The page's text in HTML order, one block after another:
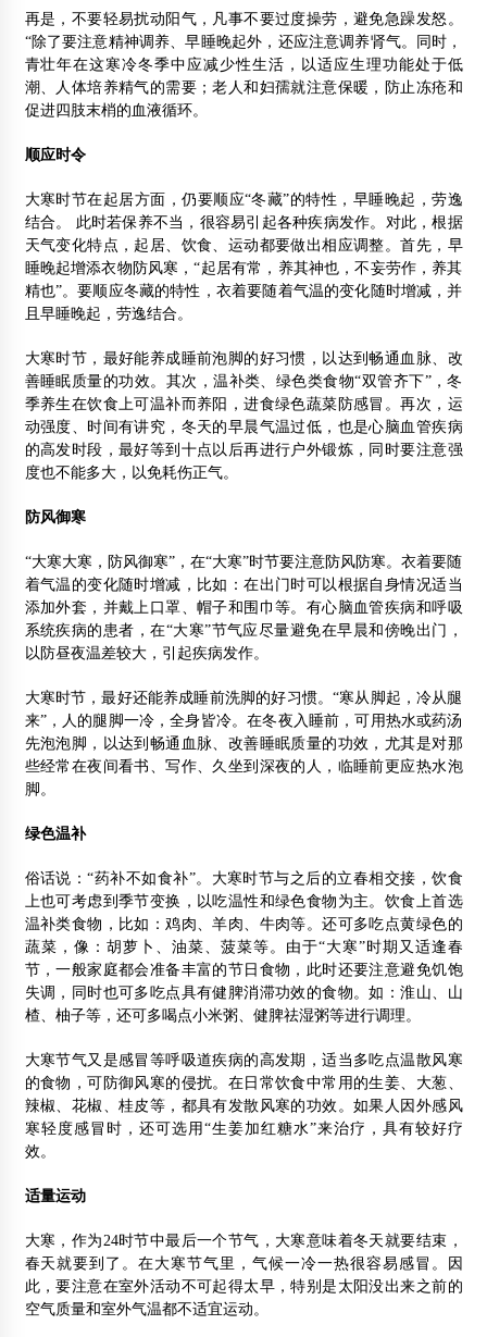
再是，不要轻易扰动阳气，凡事不要过度操劳，避免急躁发怒。
“除了要注意精神调养、早睡晚起外，还应注意调养肾气。同时，
青壮年在这寒冷冬季中应减少性生活，以适应生理功能处于低
潮、人体培养精气的需要；老人和妇孺就注意保暖，防止冻疮和
促进四肢末梢的血液循环。
顺应时令
大寒时节在起居方面，仍要顺应“冬藏”的特性，早睡晚起，劳逸
结合。 此时若保养不当，很容易引起各种疾病发作。对此，根据
天气变化特点，起居、饮食、运动都要做出相应调整。首先，早
睡晚起增添衣物防风寒，“起居有常，养其神也，不妄劳作，养其
精也”。要顺应冬藏的特性，衣着要随着气温的变化随时增减，并
且早睡晚起，劳逸结合。
大寒时节，最好能养成睡前泡脚的好习惯，以达到畅通血脉、改
善睡眠质量的功效。其次，温补类、绿色类食物“双管齐下”，冬
季养生在饮食上可温补而养阳，进食绿色蔬菜防感冒。再次，运
动强度、时间有讲究，冬天的早晨气温过低，也是心脑血管疾病
的高发时段，最好等到十点以后再进行户外锻炼，同时要注意强
度也不能多大，以免耗伤正气。
防风御寒
“大寒大寒，防风御寒”，在“大寒”时节要注意防风防寒。衣着要随
着气温的变化随时增减，比如：在出门时可以根据自身情况适当
添加外套，并戴上口罩、帽子和围巾等。有心脑血管疾病和呼吸
系统疾病的患者，在“大寒”节气应尽量避免在早晨和傍晚出门，
以防昼夜温差较大，引起疾病发作。
大寒时节，最好还能养成睡前洗脚的好习惯。“寒从脚起，冷从腿
来”，人的腿脚一冷，全身皆冷。在冬夜入睡前，可用热水或药汤
先泡泡脚，以达到畅通血脉、改善睡眠质量的功效，尤其是对那
些经常在夜间看书、写作、久坐到深夜的人，临睡前更应热水泡
脚。
绿色温补
俗话说：“药补不如食补”。大寒时节与之后的立春相交接，饮食
上也可考虑到季节变换，以吃温性和绿色食物为主。饮食上首选
温补类食物，比如：鸡肉、羊肉、牛肉等。还可多吃点黄绿色的
蔬菜，像：胡萝卜、油菜、菠菜等。由于“大寒”时期又适逢春
节，一般家庭都会准备丰富的节日食物，此时还要注意避免饥饱
失调，同时也可多吃点具有健脾消滞功效的食物。如：淮山、山
楂、柚子等，还可多喝点小米粥、健脾祛湿粥等进行调理。
大寒节气又是感冒等呼吸道疾病的高发期，适当多吃点温散风寒
的食物，可防御风寒的侵扰。在日常饮食中常用的生姜、大葱、
辣椒、花椒、桂皮等，都具有发散风寒的功效。如果人因外感风
寒轻度感冒时，还可选用“生姜加红糖水”来治疗，具有较好疗
效。
适量运动
大寒，作为24时节中最后一个节气，大寒意味着冬天就要结束，
春天就要到了。在大寒节气里，气候一冷一热很容易感冒。因
此，要注意在室外活动不可起得太早，特别是太阳没出来之前的
空气质量和室外气温都不适宜运动。